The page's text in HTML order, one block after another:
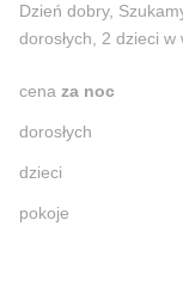
Dzień dobry,
dorosłych, 2 dzieci
cena za noc
dorosłych
dzieci
pokoje